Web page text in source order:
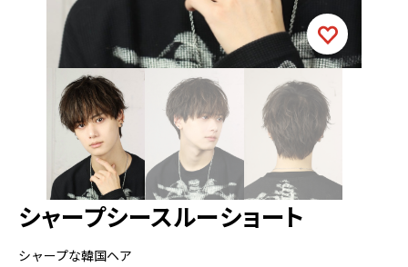
シャープシースルーショート
シャープな韓国ヘア